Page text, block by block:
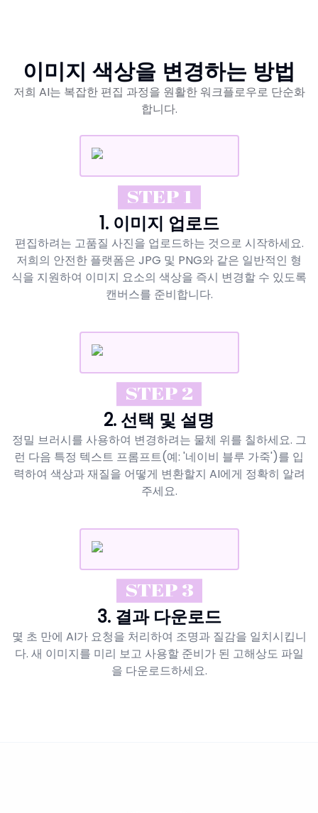
이미지 색상을 변경하는 방법
저희 AI는 복잡한 편집 과정을 원활한 워크플로우로 단순화
합니다.
STEP 1
1. 이미지 업로드
편집하려는 고품질 사진을 업로드하는 것으로 시작하세요.
저희의 안전한 플랫폼은 JPG 및 PNG와 같은 일반적인 형
식을 지원하여 이미지 요소의 색상을 즉시 변경할 수 있도록
캔버스를 준비합니다.
STEP 2
2. 선택 및 설명
정밀 브러시를 사용하여 변경하려는 물체 위를 칠하세요. 그
런 다음 특정 텍스트 프롬프트(예: '네이비 블루 가죽')를 입
력하여 색상과 재질을 어떻게 변환할지 AI에게 정확히 알려
주세요.
STEP 3
3. 결과 다운로드
몇 초 만에 AI가 요청을 처리하여 조명과 질감을 일치시킵니
다. 새 이미지를 미리 보고 사용할 준비가 된 고해상도 파일
을 다운로드하세요.